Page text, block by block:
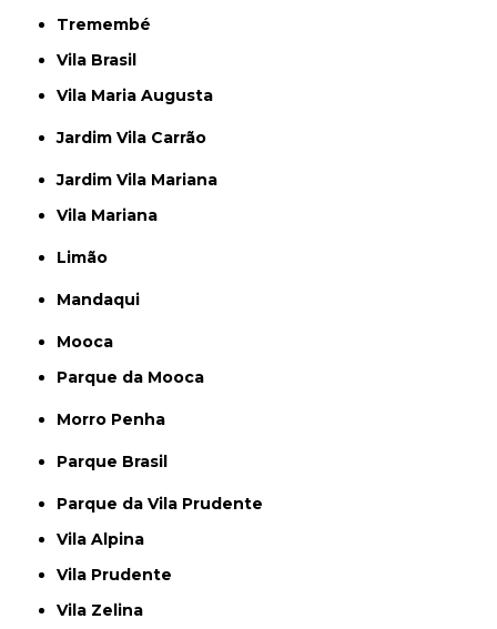
Tremembé
Vila Brasil
Vila Maria Augusta
Jardim Vila Carrão
Jardim Vila Mariana
Vila Mariana
Limão
Mandaqui
Mooca
Parque da Mooca
Morro Penha
Parque Brasil
Parque da Vila Prudente
Vila Alpina
Vila Prudente
Vila Zelina